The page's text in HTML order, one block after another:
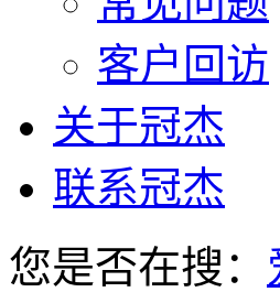
客户回访
关于冠杰
联系冠杰
您是否在搜：